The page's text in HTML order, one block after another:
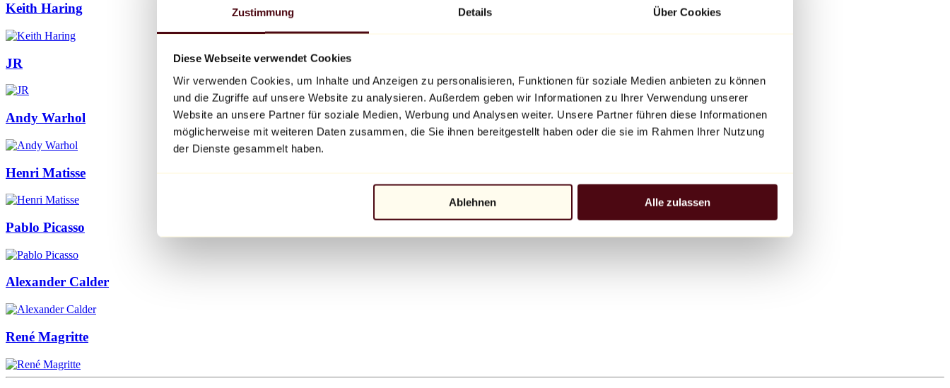
Zustimmung Details Über Cookies
Diese Webseite verwendet Cookies
Wir verwenden Cookies, um Inhalte und Anzeigen zu personalisieren, Funktionen für soziale Medien anbieten zu können
und die Zugriffe auf unsere Website zu analysieren. Außerdem geben wir Informationen zu Ihrer Verwendung unserer
Website an unsere Partner für soziale Medien, Werbung und Analysen weiter. Unsere Partner führen diese Informationen
möglicherweise mit weiteren Daten zusammen, die Sie ihnen bereitgestellt haben oder die sie im Rahmen Ihrer Nutzung
der Dienste gesammelt haben.
Ablehnen Alle zulassen
Keith Haring
JR
Andy Warhol
Henri Matisse
Pablo Picasso
Alexander Calder
René Magritte